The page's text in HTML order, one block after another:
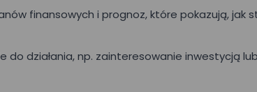
finansowych i prognoz, które pokazują, jak
działania, np. zainteresowanie inwestycją